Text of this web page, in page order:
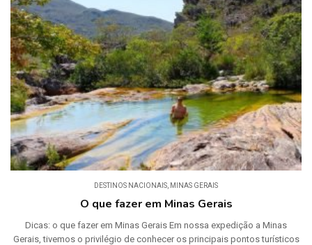
DESTINOS NACIONAIS MINAS GERAIS
O que fazer em Minas Gerais
Dicas: o que fazer em Minas Gerais Em nossa expedição a Minas
Gerais, tivemos o privilégio de conhecer os principais pontos turísticos